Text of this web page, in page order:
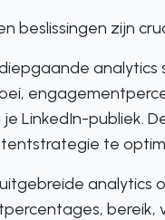
beslissingen zijn
analytics
je LinkedIn-publiek.
te
analytics
bereik,